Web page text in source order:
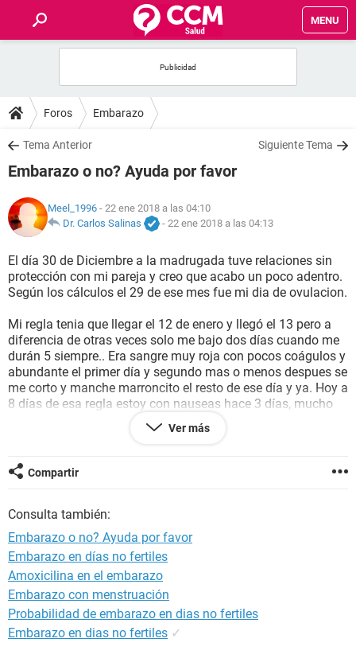
MENU
FOROS
SALUD
NUTRICIÓN
BIENESTAR
GLOSARIO
Foros Embarazo
Tema Anterior Siguiente Tema
Embarazo o no? Ayuda por favor
Meel_1996 - 22 ene 2018 a las 04:10
Dr. Carlos Salinas
- 22 ene 2018 a las 04:13
El día 30 de Diciembre a la madrugada tuve relaciones sin
protección con mi pareja y creo que acabo un poco adentro.
Según los cálculos el 29 de ese mes fue mi dia de ovulacion.
Mi regla tenia que llegar el 12 de enero y llegó el 13 pero a
diferencia de otras veces solo me bajo dos días cuando me
durán 5 siempre.. Era sangre muy roja con pocos coágulos y
abundante el primer día y segundo mas o menos despues se
me corto y manche marroncito el resto de ese día y ya. Hoy a
8 días de esa regla estoy con nauseas hace 3 días, mucho
sueño, ah y antes de que me llegará esa regla tenia
pinchazos en el útero y ovario. Creo que dos veces o 3 me
¿Puede ser que haya posibilidad que aunque me bajo este
embarazada? No me duelen los pechos
Ver más
Compartir
Consulta también:
Embarazo o no? Ayuda por favor
Embarazo en días no fertiles
Amoxicilina en el embarazo
Embarazo con menstruación
Probabilidad de embarazo en dias no fertiles
Embarazo en dias no fertiles ✓